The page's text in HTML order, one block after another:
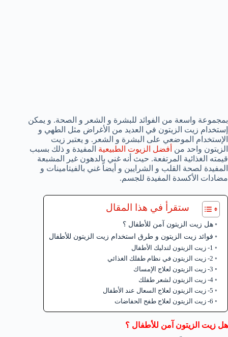
بمجموعة واسعة من الفوائد للبشرة و الشعر و الصحة. و يمكن
إستخدام زيت الزيتون في العديد من الأغراض مثل الطهي و
الإستخدام الموضعي على البشرة و الشعر. و يعتبر زيت
الزيتون واحد من أفضل الزيوت الطبيعية المفيدة و ذلك بسبب
قيمته الغذائية المرتفعة. حيث أنه غني بالدهون غير المشبعة
المفيدة لصحة القلب و الشرايين و أيضاً غني بالفيتامينات و
مضادات الأكسدة المفيدة للجسم.
ستقرأ في هذا المقال
هل زيت الزيتون آمن للأطفال ؟
فوائد زيت الزيتون و طرق استخدام زيت الزيتون للأطفال
1- زيت الزيتون لتدليك الأطفال
2- زيت الزيتون في نظام طفلك الغذائي
3- زيت الزيتون لعلاج الإمساك
4- زيت الزيتون لشعر طفلك
5- زيت الزيتون لعلاج السعال عند الأطفال
6- زيت الزيتون لعلاج طفح الحفاضات
هل زيت الزيتون آمن للأطفال ؟